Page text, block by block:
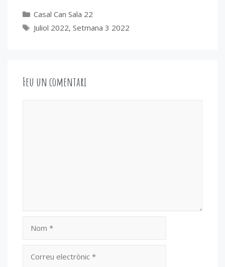
Categories
Casal Can Sala 22
Etiquetes
Juliol 2022, Setmana 3 2022
Feu un comentari